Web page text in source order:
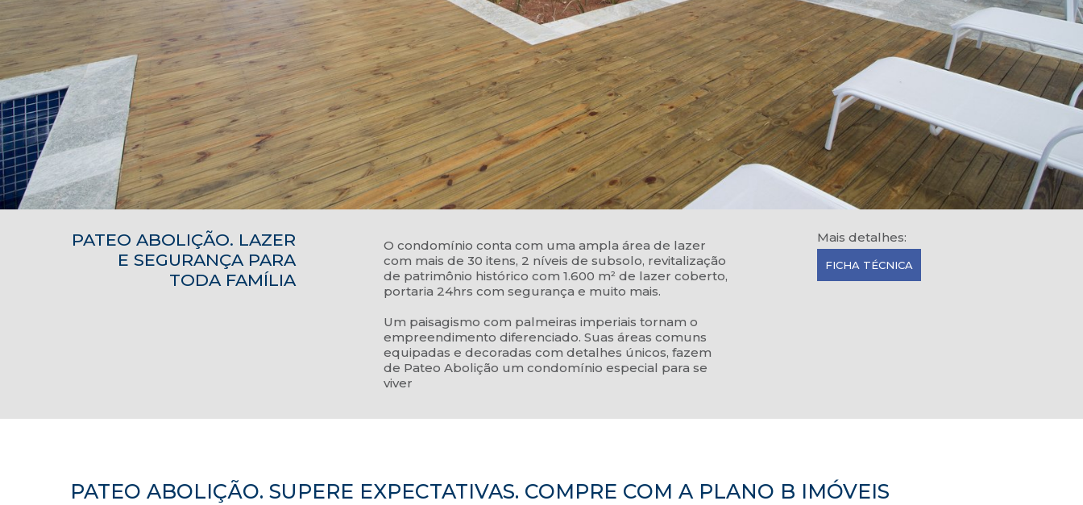
PATEO ABOLIÇÃO. LAZER
E SEGURANÇA PARA
TODA FAMÍLIA
O condomínio conta com uma ampla área de lazer
com mais de 30 itens, 2 níveis de subsolo, revitalização
de patrimônio histórico com 1.600 m² de lazer coberto,
portaria 24hrs com segurança e muito mais.
Um paisagismo com palmeiras imperiais tornam o
empreendimento diferenciado. Suas áreas comuns
equipadas e decoradas com detalhes únicos, fazem
de Pateo Abolição um condomínio especial para se
viver
Mais detalhes:
FICHA TÉCNICA
PATEO ABOLIÇÃO. SUPERE EXPECTATIVAS. COMPRE COM A PLANO B IMÓVEIS